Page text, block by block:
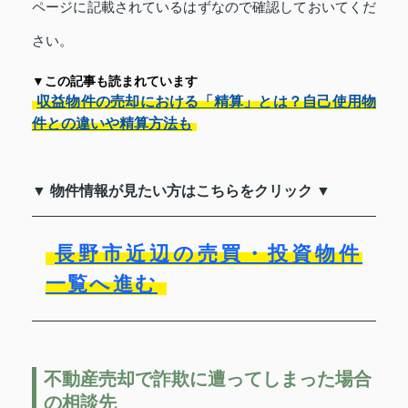
ページに記載されているはずなので確認しておいてくだ
さい。
▼この記事も読まれています
収益物件の売却における「精算」とは？自己使用物
件との違いや精算方法も
▼ 物件情報が見たい方はこちらをクリック ▼
長野市近辺の売買・投資物件
一覧へ進む
不動産売却で詐欺に遭ってしまった場合
の相談先